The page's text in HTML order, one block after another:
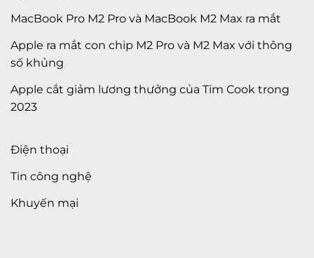
MacBook Pro M2 Pro và MacBook M2 Max ra mắt
Apple ra mắt con chip M2 Pro và M2 Max với thông
số khủng
Apple cắt giảm lương thưởng của Tim Cook trong
2023
Điện thoại
Tin công nghệ
Khuyến mại